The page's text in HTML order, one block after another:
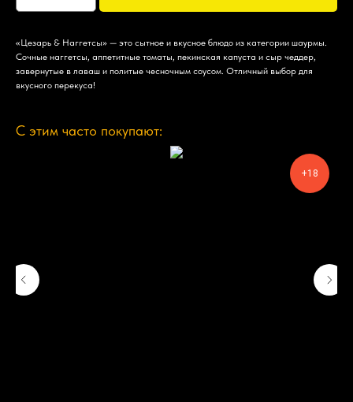
«Цезарь & Наггетсы» — это сытное и вкусное блюдо из категории шаурмы.
Сочные наггетсы, аппетитные томаты, пекинская капуста и сыр чеддер,
завернутые в лаваш и политые чесночным соусом. Отличный выбор для
вкусного перекуса!
С этим часто покупают:
+18